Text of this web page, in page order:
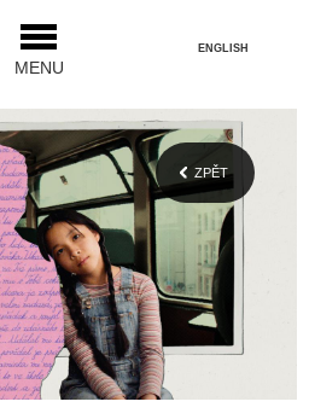
MENU
ENGLISH
ZPĚT